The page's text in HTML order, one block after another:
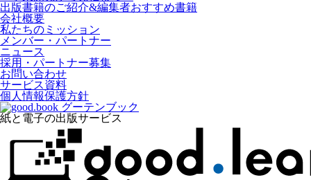
出版書籍のご紹介&編集者おすすめ書籍
会社概要
私たちのミッション
メンバー・パートナー
ニュース
採用・パートナー募集
お問い合わせ
サービス資料
個人情報保護方針
紙と電子の出版サービス